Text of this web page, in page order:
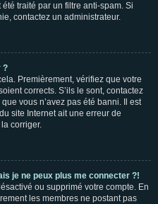
traité par un filtre anti-spam. Si
contactez un administrateur.
?
Premièrement, vérifiez que votre
corrects. S’ils le sont, contactez
vous n’avez pas été banni. Il est
site Internet ait une erreur de
corriger.
je ne peux plus me connecter ?!
ou supprimé votre compte. En
les membres ne postant pas